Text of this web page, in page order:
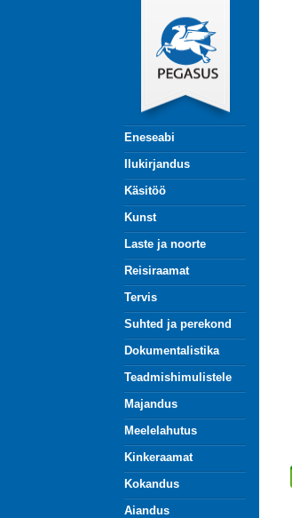
Eneseabi
Ilukirjandus
Käsitöö
Kunst
Laste ja noorte
Reisiraamat
Tervis
Suhted ja perekond
Dokumentalistika
Teadmishimulistele
Majandus
Meelelahutus
Kinkeraamat
Kokandus
Aiandus